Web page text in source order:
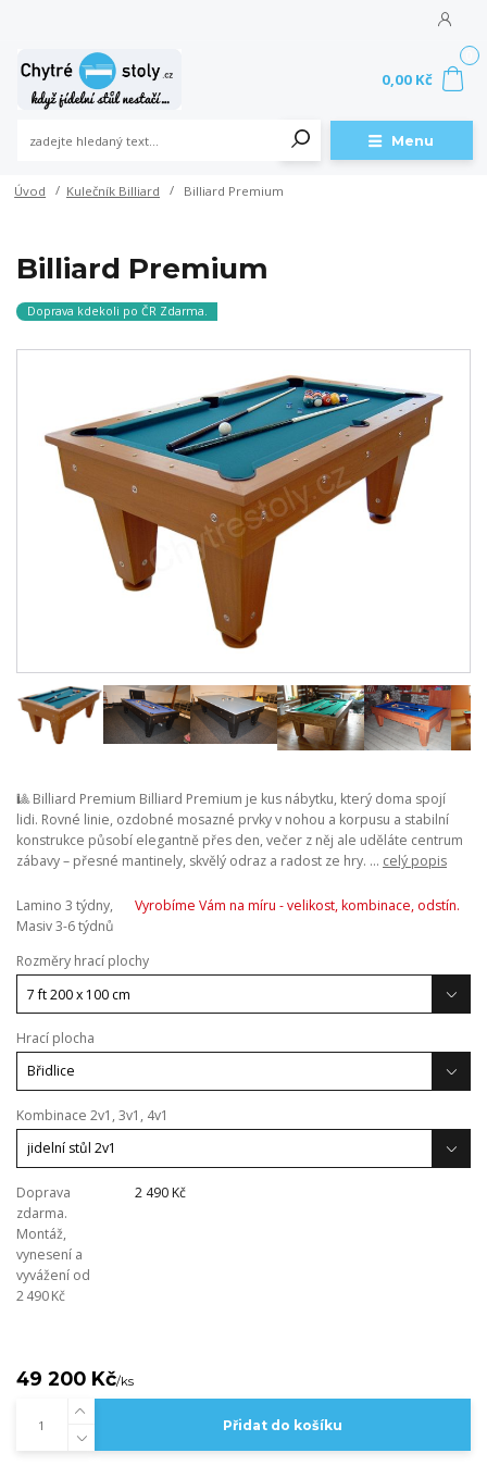
Menu
0,00 Kč
Úvod Kulečník Billiard Billiard Premium
Billiard Premium
Doprava kdekoli po ČR Zdarma.
🎱 Billiard Premium Billiard Premium je kus nábytku, který doma spojí
lidi. Rovné linie, ozdobné mosazné prvky v nohou a korpusu a stabilní
konstrukce působí elegantně přes den, večer z něj ale uděláte centrum
zábavy – přesné mantinely, skvělý odraz a radost ze hry. ... celý popis
Lamino 3 týdny,
Masiv 3-6 týdnů
Vyrobíme Vám na míru - velikost, kombinace, odstín.
Rozměry hrací plochy
Hrací plocha
Kombinace 2v1, 3v1, 4v1
Doprava
zdarma.
Montáž,
vynesení a
vyvážení od
2 490 Kč
2 490 Kč
49 200 Kč/ks
Přidat do košíku